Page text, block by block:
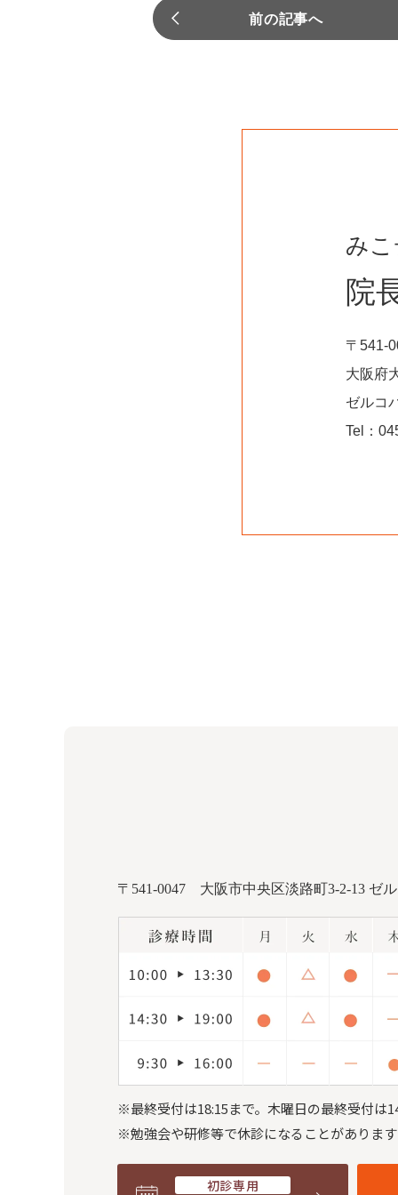
前の記事へ
み
院
〒541-
大阪府
ゼルコ
Tel：
〒541-0047 大阪市中央区淡路町3-2-13 ゼ
※最終受付は18:15まで。 木曜日の最終受付は
※勉強会や研修等で休診になることがありま
初診専用